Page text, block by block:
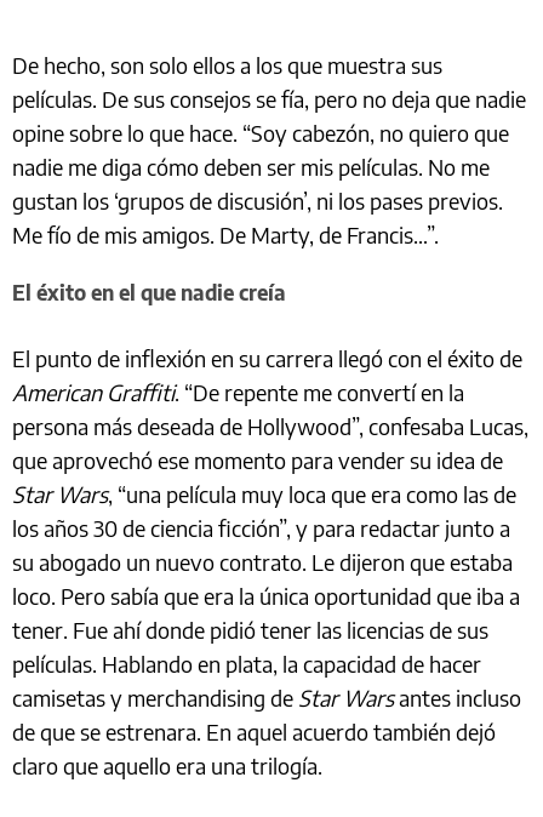
De hecho, son solo ellos a los que muestra sus
películas. De sus consejos se fía, pero no deja que nadie
opine sobre lo que hace. “Soy cabezón, no quiero que
nadie me diga cómo deben ser mis películas. No me
gustan los ‘grupos de discusión’, ni los pases previos.
Me fío de mis amigos. De Marty, de Francis…”.
El éxito en el que nadie creía
El punto de inflexión en su carrera llegó con el éxito de
American Graffiti. “De repente me convertí en la
persona más deseada de Hollywood”, confesaba Lucas,
que aprovechó ese momento para vender su idea de
Star Wars, “una película muy loca que era como las de
los años 30 de ciencia ficción”, y para redactar junto a
su abogado un nuevo contrato. Le dijeron que estaba
loco. Pero sabía que era la única oportunidad que iba a
tener. Fue ahí donde pidió tener las licencias de sus
películas. Hablando en plata, la capacidad de hacer
camisetas y merchandising de Star Warsantes incluso
de que se estrenara. En aquel acuerdo también dejó
claro que aquello era una trilogía.